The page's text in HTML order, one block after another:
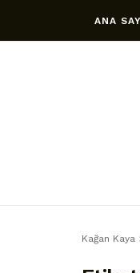
ANA
Kağan Kaya